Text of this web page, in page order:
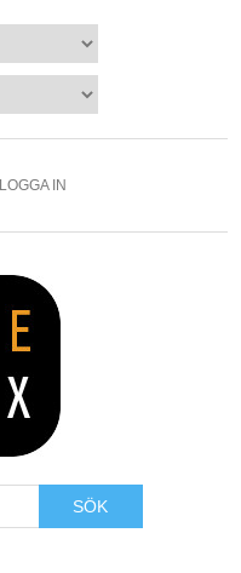
LOGGA IN
SÖK